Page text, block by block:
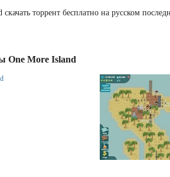
скачать торрент бесплатно на русском
One More Island